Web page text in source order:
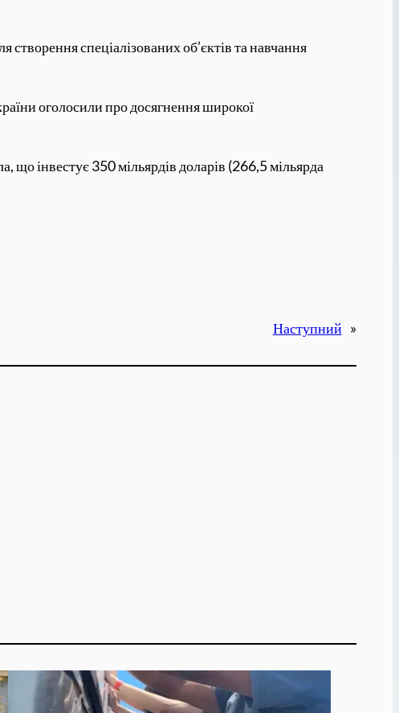
спеціалізованих об’єктів та навчання
оголосили про досягнення широкої
що інвестує 350 мільярдів доларів (266,5 мільярда
Наступний »